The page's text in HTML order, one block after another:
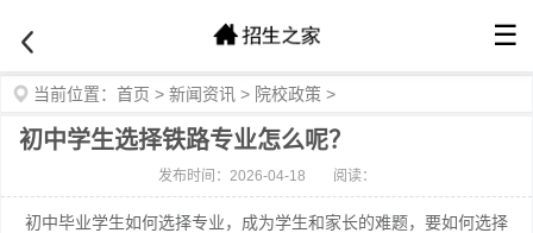
☰
当前位置： 首页 > 新闻资讯 > 院校政策 >
初中学生选择铁路专业怎么呢？
发布时间：2026-04-18 阅读：
初中毕业学生如何选择专业，成为学生和家长的难题，要如何选择